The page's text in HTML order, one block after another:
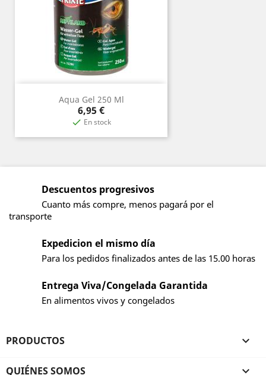
Aqua Gel 250 Ml
Precio
6,95 €
 En stock
Descuentos progresivos
Cuanto más compre, menos pagará por el
transporte
Expedicion el mismo día
Para los pedidos finalizados antes de las 15.00 horas
Entrega Viva/Congelada Garantida
En alimentos vivos y congelados
PRODUCTOS 
QUIÉNES SOMOS 